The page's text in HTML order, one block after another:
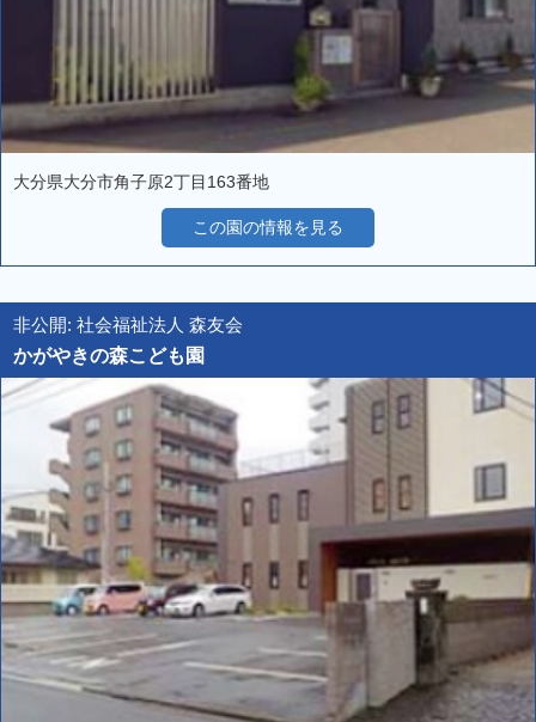
大分県大分市角子原2丁目163番地
この園の情報を見る
非公開: 社会福祉法人 森友会
かがやきの森こども園